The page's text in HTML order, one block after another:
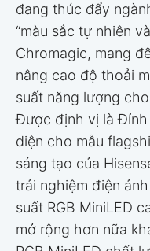
đang thúc đẩy
“màu sắc tự nhiên
Chromagic, mang
nâng cao độ thoải
suất năng lượng
Được định vị là Đỉnh
diện cho mẫu
sáng tạo của
trải nghiệm điện
suất RGB MiniLED
mở rộng hơn nữa